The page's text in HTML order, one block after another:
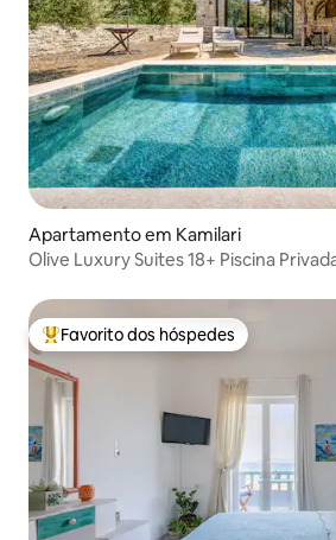
Apartamento em Kamilari
Olive Luxury Suites 18+ Piscina
Favoritos dos hóspedes mais
Favorito dos hóspedes